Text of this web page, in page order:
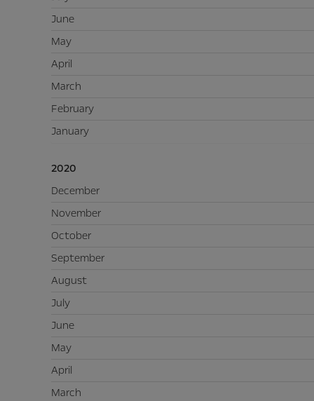
June
May
April
March
February
January
2020
December
November
October
September
August
July
June
May
April
March